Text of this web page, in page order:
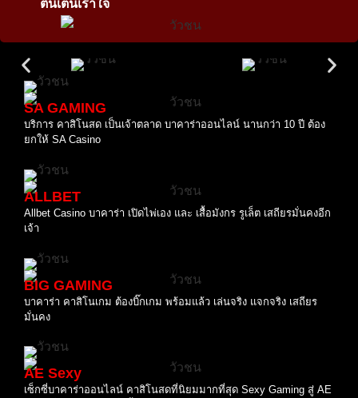
ตื่นเต้นเร้าใจ
SA GAMING
บริการ คาสิโนสด เป็นเจ้าตลาด บาคาร่าออนไลน์ นานกว่า 10 ปี ต้อง
ยกให้ SA Casino
ALLBET
Allbet Casino บาคาร่า เปิดไพ่เอง และ เสื้อมังกร รูเล็ต เสถียรมั่นคงอีก
เจ้า
BIG GAMING
บาคาร่า คาสิโนเกม ต้องบิ๊กเกม พร้อมแล้ว เล่นจริง แจกจริง เสถียร
มั่นคง
AE Sexy
เซ็กซี่บาคาร่าออนไลน์ คาสิโนสดที่นิยมมากที่สุด Sexy Gaming สู่ AE